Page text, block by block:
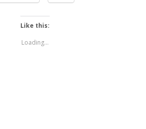
Like this:
Loading...